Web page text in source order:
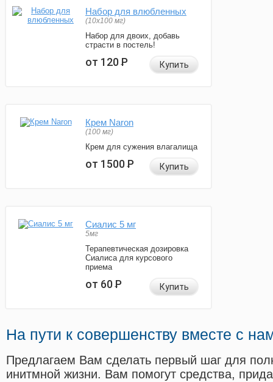
Набор для влюбленных
(10х100 мг)
Набор для двоих, добавь
страсти в постель!
от 120Р Купить
Крем Naron
(100 мг)
Крем для сужения влагалища
от 1500Р Купить
Сиалис 5 мг
5мг
Терапевтическая дозировка
Сиалиса для курсового
приема
от 60Р Купить
На пути к совершенству вместе с
Предлагаем Вам сделать первый шаг для
инитмной жизни. Вам помогут средства,